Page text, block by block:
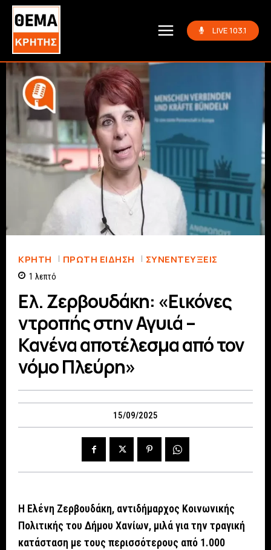
LIVE 103.1
ΚΡΗΤΗ ΠΡΏΤΗ ΕΊΔΗΣΗ ΣΥΝΕΝΤΕΎΞΕΙΣ
1 λεπτό
Ελ. Ζερβουδάκη: «Εικόνες
ντροπής στην Αγυιά –
Κανένα αποτέλεσμα από τον
νόμο Πλεύρη»
15/09/2025
Η Ελένη Ζερβουδάκη, αντιδήμαρχος Κοινωνικής
Πολιτικής του Δήμου Χανίων, μιλά για την τραγική
κατάσταση με τους περισσότερους από 1.000